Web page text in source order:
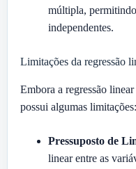
múltipla,
independentes.
Limitações da regressão
Embora a regressão
possui algumas limitações:
Pressuposto de
linear entre as